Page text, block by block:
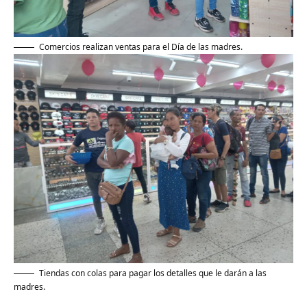
Comercios realizan ventas para el Día de las madres.
Tiendas con colas para pagar los detalles que le darán a las
madres.